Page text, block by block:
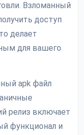
Взломанный
доступ
делает
для вашего
apk файл
релиз включает
функционал и